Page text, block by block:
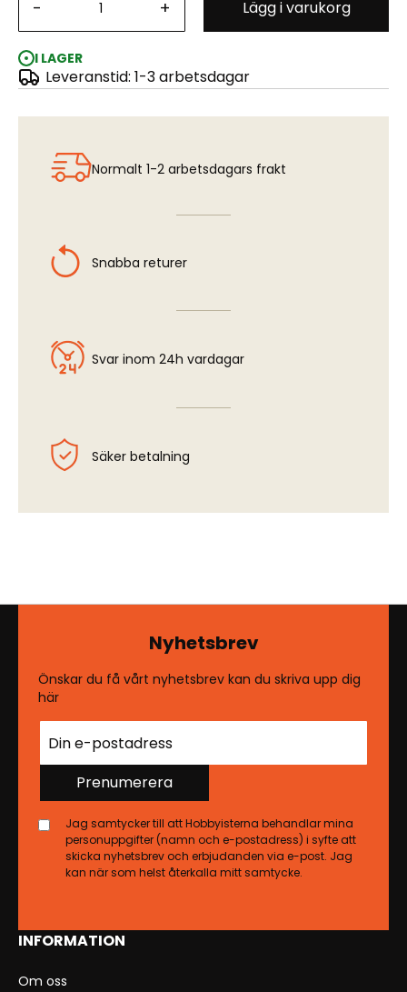
- + Lägg i varukorg
I LAGER
Leveranstid: 1-3 arbetsdagar
Pz.Kpfw.Vi Sd.Kfz.182 Tiger II (Henschel 1945 prod.)
Normalt 1-2 arbetsdagars frakt
Snabba returer
Svar inom 24h vardagar
Säker betalning
INFORMATION
Om oss
Nyhetsbrev
Önskar du få vårt nyhetsbrev kan du skriva upp dig
här
Prenumerera
Jag samtycker till att Hobbyisterna behandlar mina
personuppgifter (namn och e-postadress) i syfte att
skicka nyhetsbrev och erbjudanden via e-post. Jag
kan när som helst återkalla mitt samtycke.